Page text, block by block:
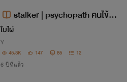
stalker | psychopath คนไข้ผม
คือสตอล์กเกอร์ผู้ล่า
ใบไผ่
Y
45.3K 147 85 12
6 ปีที่แล้ว